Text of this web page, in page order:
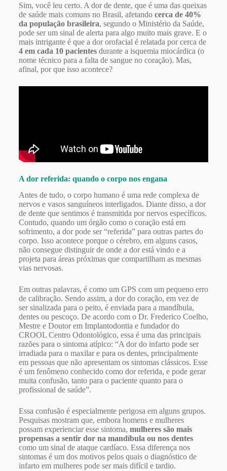
Sim, você leu certo. A dor de dente, que é uma das queixas
de saúde mais comuns no Brasil, afetandocerca de 40%
da população brasileira, segundo o Ministério da Saúde,
pode ser um sinal de alerta para algo muito mais grave. E o
mais intrigante é que a dor orofacial é relatada por cerca de
4 em cada 10 pacientesdurante a isquemia miocárdica (o
nome técnico para a falta de sangue no coração). Mas,
afinal, por que isso acontece?
A dor referida: quando o corpo nos engana
Antes de tudo, o corpo humano é uma rede complexa de
nervos e vasos sanguíneos interligados. Diante disso, a dor
de dente que sentimos é transmitida por nervos específicos.
Contudo, quando um órgão como o coração está em
sofrimento, a dor pode ser “referida” para outras partes do
corpo. Isso acontece porque o cérebro, em alguns casos,
não consegue distinguir de onde a dor está vindo e a
projeta para áreas próximas que compartilham as mesmas
vias nervosas.
Em outras palavras, é como um GPS com um pequeno erro
de calibração. Sendo assim, a dor do coração, em vez de
ser sinalizada para o peito, é enviada para a mandíbula,
dentes ou pescoço. De acordo com o Dr. Frederico Coelho,
Mestre e Doutor em Implantodontia e fundador do
CROOL Centro Odontológico, essa é uma das principais
razões para o sintoma atípico: “A dor do infarto pode ser
irradiada para o maxilar e para os dentes, principalmente
em pessoas que não apresentam os sintomas clássicos. Esse
é um fenômeno conhecido como dor referida, e pode gerar
muita confusão, tanto para o paciente quanto para o
profissional de saúde”.
Essa confusão é especialmente perigosa em alguns grupos.
Pesquisas mostram que, embora homens e mulheres
possam experienciar esse sintoma, mulheres são mais
propensas a sentir dor na mandíbula ou nos dentes
como um sinal de ataque cardíaco. Essa diferença nos
sintomas é um dos motivos pelos quais o diagnóstico de
infarto em mulheres pode ser mais difícil e tardio.